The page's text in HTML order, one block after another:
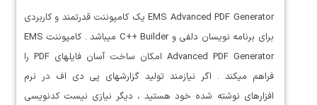
EMS Advanced PDF Generator یک کامپوننت قدرتمند و کاربردی
برای برنامه نویسان دلفی و C++ Builder میباشد . کامپوننت EMS
Advanced PDF Generator امکان ساخت آسان فایلهای PDF را
فراهم میکند . اگر نیازمند تولید گزارشهای پی دی اف در نرم
افزارهای نوشته شده خود هستید ، دیگر نیازی نیست کدنویسی